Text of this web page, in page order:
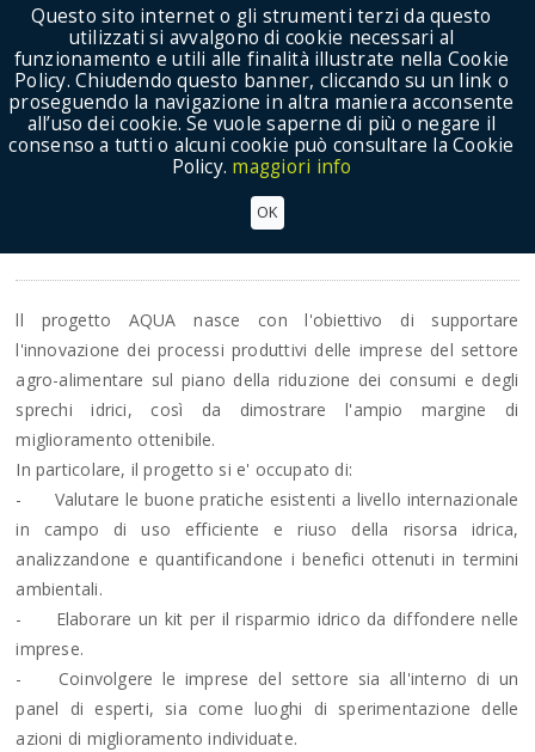
Show Menu
ll progetto AQUA nasce con l'obiettivo di supportare
l'innovazione dei processi produttivi delle imprese del settore
agro-alimentare sul piano della riduzione dei consumi e degli
sprechi idrici, così da dimostrare l'ampio margine di
miglioramento ottenibile.
In particolare, il progetto si e' occupato di:
-
Valutare le buone pratiche esistenti a livello internazionale
in campo di uso efficiente e riuso della risorsa idrica,
analizzandone e quantificandone i benefici ottenuti in termini
ambientali.
-
Elaborare un kit per il risparmio idrico da diffondere nelle
imprese.
-
Coinvolgere le imprese del settore sia all'interno di un
panel di esperti, sia come luoghi di sperimentazione delle
azioni di miglioramento individuate.
Questo sito internet o gli strumenti terzi da questo
utilizzati si avvalgono di cookie necessari al
funzionamento e utili alle finalità illustrate nella Cookie
Policy. Chiudendo questo banner, cliccando su un link o
proseguendo la navigazione in altra maniera acconsente
all’uso dei cookie. Se vuole saperne di più o negare il
consenso a tutti o alcuni cookie può consultare la Cookie
Policy. maggiori info
OK